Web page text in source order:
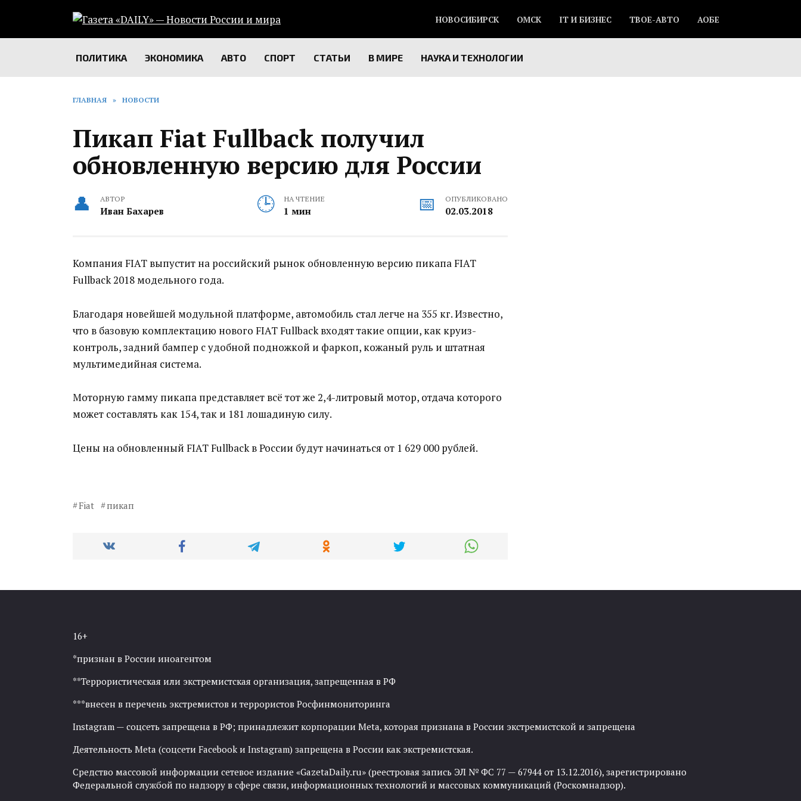
содержанию
НОВОСИБИРСК ОМСК IT И БИЗНЕС ТВОЕ-АВТО АОБЕ
ПОЛИТИКА ЭКОНОМИКА АВТО СПОРТ СТАТЬИ В МИРЕ НАУКА И ТЕХНОЛОГИИ
ГЛАВНАЯ » НОВОСТИ
Пикап Fiat Fullback получил
обновленную версию для России
АВТОР
Иван Бахарев
НА ЧТЕНИЕ
1 мин
ОПУБЛИКОВАНО
02.03.2018
Компания FIAT выпустит на российский рынок обновленную версию пикапа FIAT
Fullback 2018 модельного года.
Благодаря новейшей модульной платформе, автомобиль стал легче на 355 кг. Известно,
что в базовую комплектацию нового FIAT Fullback входят такие опции, как круиз-
контроль, задний бампер с удобной подножкой и фаркоп, кожаный руль и штатная
мультимедийная система.
Моторную гамму пикапа представляет всё тот же 2,4-литровый мотор, отдача которого
может составлять как 154, так и 181 лошадиную силу.
Цены на обновленный FIAT Fullback в России будут начинаться от 1 629 000 рублей.
Fiat пикап
16+
*признан в России иноагентом
**Террористическая или экстремистская организация, запрещенная в РФ
***внесен в перечень экстремистов и террористов Росфинмониторинга
Instagram — соцсеть запрещена в РФ; принадлежит корпорации Meta, которая признана в России экстремистской и запрещена
Деятельность Meta (соцсети Facebook и Instagram) запрещена в России как экстремистская.
Средство массовой информации сетевое издание «GazetaDaily.ru» (реестровая запись ЭЛ № ФС 77 — 67944 от 13.12.2016), зарегистрировано
Федеральной службой по надзору в сфере связи, информационных технологий и массовых коммуникаций (Роскомнадзор).